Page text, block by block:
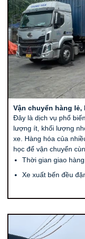
Vận chuyển hàng lẻ,
Đây là dịch vụ phổ
lượng ít, khối lượng
xe. Hàng hóa của
học để vận chuyển
Thời gian giao
Xe xuất bến đều